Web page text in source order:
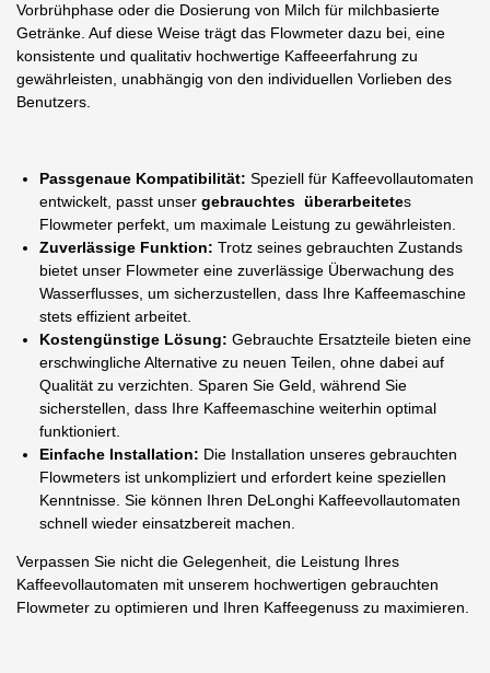
Vorbrühphase oder die Dosierung von Milch für milchbasierte
Getränke. Auf diese Weise trägt das Flowmeter dazu bei, eine
konsistente und qualitativ hochwertige Kaffeeerfahrung zu
gewährleisten, unabhängig von den individuellen Vorlieben des
Benutzers.
Passgenaue Kompatibilität: Speziell für Kaffeevollautomaten
entwickelt, passt unser gebrauchtes überarbeitetes
Flowmeter perfekt, um maximale Leistung zu gewährleisten.
Zuverlässige Funktion: Trotz seines gebrauchten Zustands
bietet unser Flowmeter eine zuverlässige Überwachung des
Wasserflusses, um sicherzustellen, dass Ihre Kaffeemaschine
stets effizient arbeitet.
Kostengünstige Lösung: Gebrauchte Ersatzteile bieten eine
erschwingliche Alternative zu neuen Teilen, ohne dabei auf
Qualität zu verzichten. Sparen Sie Geld, während Sie
sicherstellen, dass Ihre Kaffeemaschine weiterhin optimal
funktioniert.
Einfache Installation: Die Installation unseres gebrauchten
Flowmeters ist unkompliziert und erfordert keine speziellen
Kenntnisse. Sie können Ihren DeLonghi Kaffeevollautomaten
schnell wieder einsatzbereit machen.
Verpassen Sie nicht die Gelegenheit, die Leistung Ihres
Kaffeevollautomaten mit unserem hochwertigen gebrauchten
Flowmeter zu optimieren und Ihren Kaffeegenuss zu maximieren.